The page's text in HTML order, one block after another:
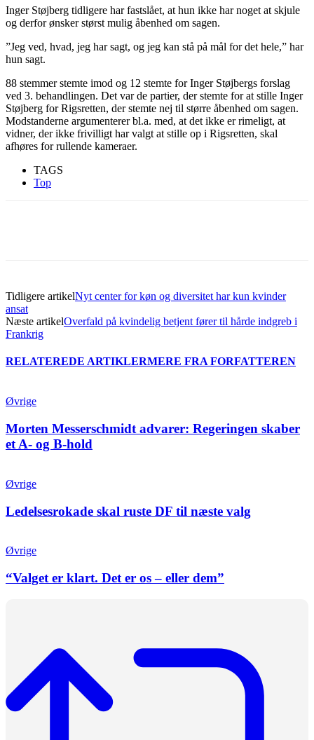
Inger Støjberg tidligere har fastslået, at hun ikke har noget at skjule
og derfor ønsker størst mulig åbenhed om sagen.
”Jeg ved, hvad, jeg har sagt, og jeg kan stå på mål for det hele,” har
hun sagt.
88 stemmer stemte imod og 12 stemte for Inger Støjbergs forslag
ved 3. behandlingen. Det var de partier, der stemte for at stille Inger
Støjberg for Rigsretten, der stemte nej til større åbenhed om sagen.
Modstanderne argumenterer bl.a. med, at det ikke er rimeligt, at
vidner, der ikke frivilligt har valgt at stille op i Rigsretten, skal
afhøres for rullende kameraer.
TAGS
Top
Tidligere artikelNyt center for køn og diversitet har kun kvinder
ansat
Næste artikelOverfald på kvindelig betjent fører til hårde indgreb i
Frankrig
RELATEREDE ARTIKLERMERE FRA FORFATTEREN
Øvrige
Morten Messerschmidt advarer: Regeringen skaber
et A- og B-hold
Øvrige
Ledelsesrokade skal ruste DF til næste valg
Øvrige
“Valget er klart. Det er os – eller dem”